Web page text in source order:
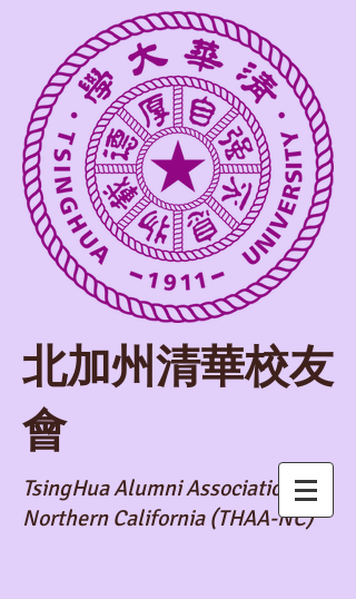
​北加州清華校友
會
TsingHua Alumni Association of
Northern California (THAA-NC)